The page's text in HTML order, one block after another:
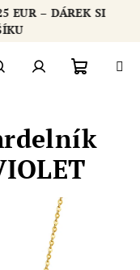
EUR – DÁREK SI
košík